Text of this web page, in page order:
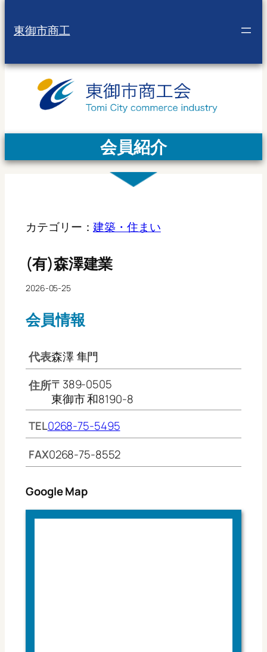
東御市商工
会員紹介
カテゴリー：建築・住まい
(有)森澤建業
2026-05-25
会員情報
代表森澤 隼門
住所〒389-0505
東御市 和8190-8
TEL0268-75-5495
FAX0268-75-8552
Google Map